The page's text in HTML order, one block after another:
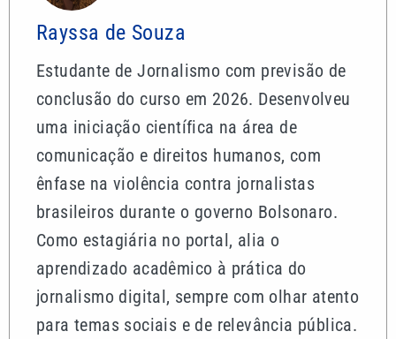
Rayssa de Souza
Estudante de Jornalismo com previsão de
conclusão do curso em 2026. Desenvolveu
uma iniciação científica na área de
comunicação e direitos humanos, com
ênfase na violência contra jornalistas
brasileiros durante o governo Bolsonaro.
Como estagiária no portal, alia o
aprendizado acadêmico à prática do
jornalismo digital, sempre com olhar atento
para temas sociais e de relevância pública.